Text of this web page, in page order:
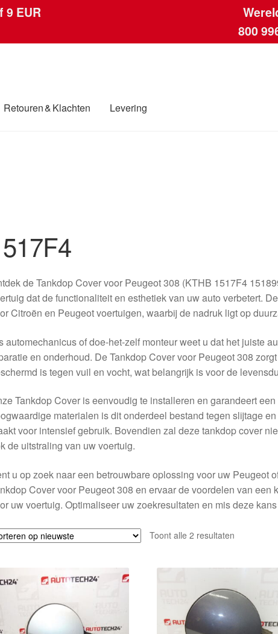
9 EUR
800
Retouren & Klachten Levering
de Tankdop Cover voor Peugeot 308 (KTHB 1517F4
dat de functionaliteit en esthetiek van uw auto verbetert.
Citroën en Peugeot voertuigen, waarbij de nadruk ligt op
automechanicus of doe-het-zelf monteur weet u dat het juiste
en onderhoud. De Tankdop Cover voor Peugeot 308
is tegen vuil en vocht, wat belangrijk is voor de
Tankdop Cover is eenvoudig te installeren en garandeert
materialen is dit onderdeel bestand tegen slijtage
voor intensief gebruik. Bovendien zal deze tankdop cover
de uitstraling van uw voertuig.
u op zoek naar een betrouwbare oplossing voor uw Peugeot
Cover voor Peugeot 308 en ervaar de voordelen van
uw voertuig. Optimaliseer uw zoekresultaten en mis deze
Toont alle 2 resultatenGesorteerd